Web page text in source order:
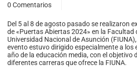
0 Comentarios
Del 5 al 8 de agosto pasado se realizaron
de «Puertas Abiertas 2024» en la Facultad
Universidad Nacional de Asunción
evento estuvo dirigido especialmente a los
año de la educación media, con el objetivo
diferentes carreras que ofrece la FIUNA.